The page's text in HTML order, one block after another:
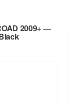
2009+ —